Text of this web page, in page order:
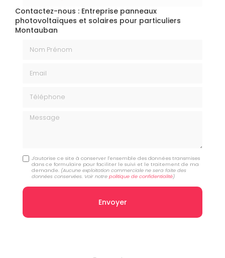
Contactez-nous : Entreprise panneaux
photovoltaïques et solaires pour particuliers
Montauban
Message
J'autorise ce site à conserver l'ensemble des données transmises
dans ce formulaire pour faciliter le suivi et le traitement de ma
demande. (Aucune exploitation commerciale ne sera faite des
données conservées. Voir notrepolitique de confidentialité)